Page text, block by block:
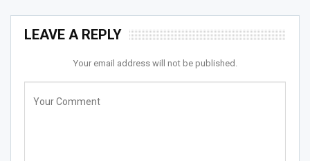
LEAVE A REPLY
Your email address will not be published.